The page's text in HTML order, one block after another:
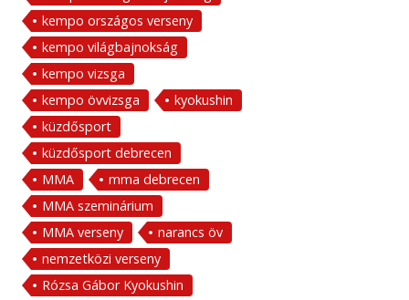
kempo országos verseny
kempo világbajnokság
kempo vizsga
kempo övvizsga
kyokushin
küzdősport
küzdősport debrecen
MMA
mma debrecen
MMA szeminárium
MMA verseny
narancs öv
nemzetközi verseny
Rózsa Gábor Kyokushin